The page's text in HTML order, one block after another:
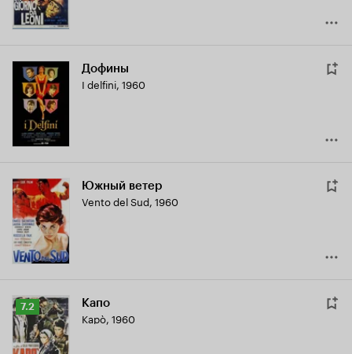
Дофины
I delfini, 1960
Южный ветер
Vento del Sud, 1960
Рейтинг
Кинопоиска
7.2
7.2 Капо
Kapò, 1960